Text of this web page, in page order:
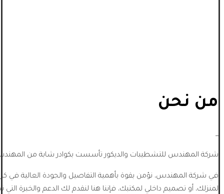
من نحن
_
شركة المهندس للتشطيبات والديكور تأسست بكوادر شابة من
في شركة المهندس، نؤمن بقوة بأهمية التفاصيل والجودة العالية
لمنزلك، أو تصميم داخلي لمكتبك، فإننا هنا لنقدم لك الدعم والخبرة التي